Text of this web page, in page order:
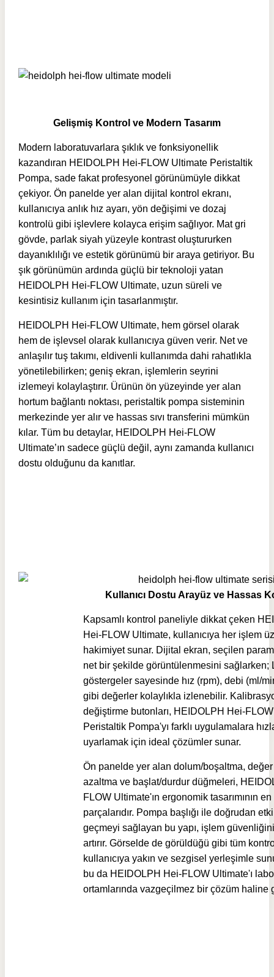
Gelişmiş Kontrol ve Modern Tasarım
Modern laboratuvarlara şıklık ve fonksiyonellik
kazandıran HEIDOLPH Hei-FLOW Ultimate Peristaltik
Pompa, sade fakat profesyonel görünümüyle dikkat
çekiyor. Ön panelde yer alan dijital kontrol ekranı,
kullanıcıya anlık hız ayarı, yön değişimi ve dozaj
kontrolü gibi işlevlere kolayca erişim sağlıyor. Mat gri
gövde, parlak siyah yüzeyle kontrast oluştururken
dayanıklılığı ve estetik görünümü bir araya getiriyor. Bu
şık görünümün ardında güçlü bir teknoloji yatan
HEIDOLPH Hei-FLOW Ultimate, uzun süreli ve
kesintisiz kullanım için tasarlanmıştır.
HEIDOLPH Hei-FLOW Ultimate, hem görsel olarak
hem de işlevsel olarak kullanıcıya güven verir. Net ve
anlaşılır tuş takımı, eldivenli kullanımda dahi rahatlıkla
yönetilebilirken; geniş ekran, işlemlerin seyrini
izlemeyi kolaylaştırır. Ürünün ön yüzeyinde yer alan
hortum bağlantı noktası, peristaltik pompa sisteminin
merkezinde yer alır ve hassas sıvı transferini mümkün
kılar. Tüm bu detaylar, HEIDOLPH Hei-FLOW
Ultimate’ın sadece güçlü değil, aynı zamanda kullanıcı
dostu olduğunu da kanıtlar.
Kullanıcı Dostu Arayüz ve Hassas
Kapsamlı kontrol paneliyle dikkat çeken
Hei-FLOW Ultimate, kullanıcıya her işlem
hakimiyet sunar. Dijital ekran, seçilen
net bir şekilde görüntülenmesini sağlarken;
göstergeler sayesinde hız (rpm), debi (ml/
gibi değerler kolaylıkla izlenebilir.
değiştirme butonları, HEIDOLPH Hei-
Peristaltik Pompa'yı farklı uygulamalara
uyarlamak için ideal çözümler sunar.
Ön panelde yer alan dolum/boşaltma, değer
azaltma ve başlat/durdur düğmeleri,
FLOW Ultimate'ın ergonomik tasarımının
parçalarıdır. Pompa başlığı ile doğrudan
geçmeyi sağlayan bu yapı, işlem güvenliğini
artırır. Görselde de görüldüğü gibi tüm
kullanıcıya yakın ve sezgisel yerleşimle
bu da HEIDOLPH Hei-FLOW Ultimate'ı
ortamlarında vazgeçilmez bir çözüm haline